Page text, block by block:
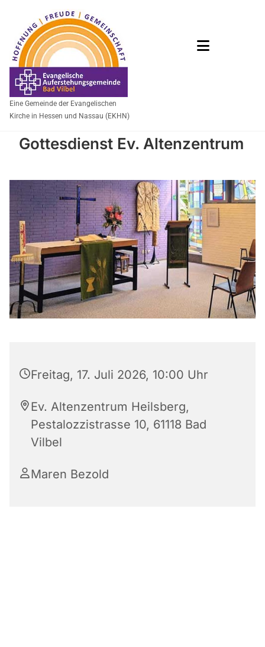
Eine Gemeinde der Evangelischen
Kirche in Hessen und Nassau (EKHN)
Gottesdienst Ev. Altenzentrum
Freitag, 17. Juli 2026, 10:00 Uhr
Ev. Altenzentrum Heilsberg,
Pestalozzistrasse 10, 61118 Bad
Vilbel
Maren Bezold